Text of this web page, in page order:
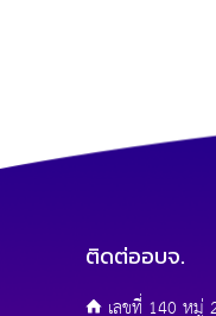
ติดต่ออบจ.
เลขที่ 140 หมู่